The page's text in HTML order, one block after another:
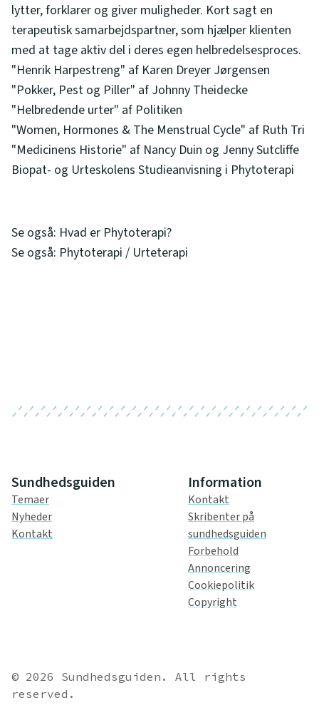
lytter, forklarer og giver muligheder. Kort sagt en
terapeutisk samarbejdspartner, som hjælper klienten
med at tage aktiv del i deres egen helbredelsesproces.
"Henrik Harpestreng" af Karen Dreyer Jørgensen
"Pokker, Pest og Piller" af Johnny Theidecke
"Helbredende urter" af Politiken
"Women, Hormones & The Menstrual Cycle" af Ruth Tri
"Medicinens Historie" af Nancy Duin og Jenny Sutcliffe
Biopat- og Urteskolens Studieanvisning i Phytoterapi
Se også: Hvad er Phytoterapi?
Se også: Phytoterapi / Urteterapi
Sundhedsguiden
Temaer
Nyheder
Kontakt
Information
Kontakt
Skribenter på
sundhedsguiden
Forbehold
Annoncering
Cookiepolitik
Copyright
© 2026 Sundhedsguiden. All rights
reserved.